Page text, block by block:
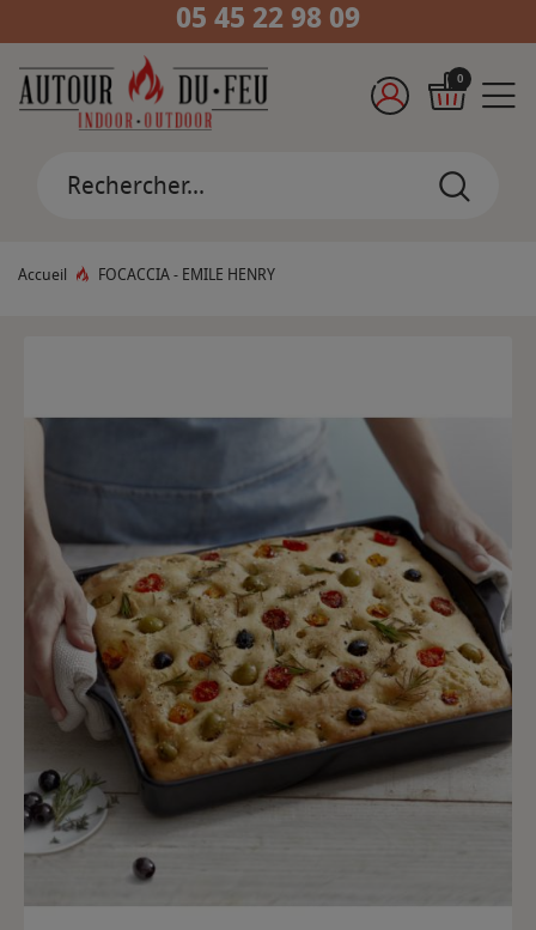
05 45 22 98 09
0
Accueil FOCACCIA - EMILE HENRY